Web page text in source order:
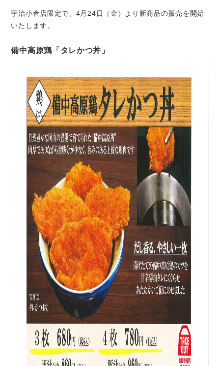
宇治小倉店限定で、4月24日（金）より新商品の販売を開始
いたします。
備中高原鶏「タレかつ丼」